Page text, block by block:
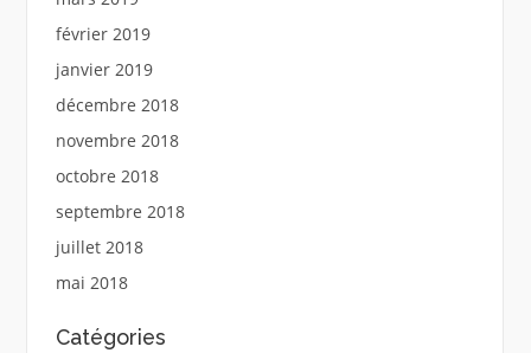
février 2019
janvier 2019
décembre 2018
novembre 2018
octobre 2018
septembre 2018
juillet 2018
mai 2018
Catégories